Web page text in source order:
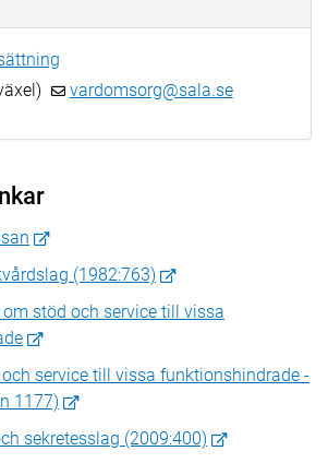
vardomsorg@sala.se
(1982:763)
stöd och service till vissa
service till vissa funktionshindrade -
1177)
sekretesslag (2009:400)